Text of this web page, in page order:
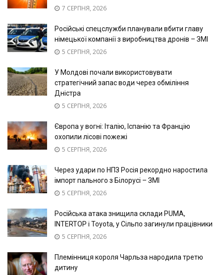
7 СЕРПНЯ, 2026
Російські спецслужби планували вбити главу
німецької компанії з виробництва дронів – ЗМІ
5 СЕРПНЯ, 2026
У Молдові почали використовувати
стратегічний запас води через обміління
Дністра
5 СЕРПНЯ, 2026
Європа у вогні: Італію, Іспанію та Францію
охопили лісові пожежі
5 СЕРПНЯ, 2026
Через удари по НПЗ Росія рекордно наростила
імпорт пального з Білорусі – ЗМІ
5 СЕРПНЯ, 2026
Російська атака знищила склади PUMA,
INTERTOP і Toyota, у Сільпо загинули працівники
5 СЕРПНЯ, 2026
Племінниця короля Чарльза народила третю
дитину